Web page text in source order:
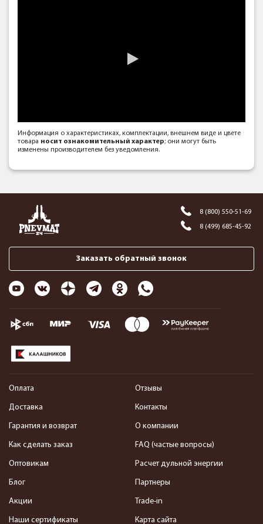
Информация о характеристиках, комплектации, внешнем виде и цвете
товара носит ознакомительный характер; они могут быть
изменены производителем без уведомления.
8 (800) 550-51-69
8 (499) 685-45-92
Заказать обратный звонок
Оплата
Доставка
Гарантия и возврат
Как сделать заказ
Оптовикам
Блог
Акции
Наши сертификаты
Отзывы
Контакты
О компании
FAQ (частые вопросы)
Расчет дульной энергии
Партнеры
Trade-in
Карта сайта